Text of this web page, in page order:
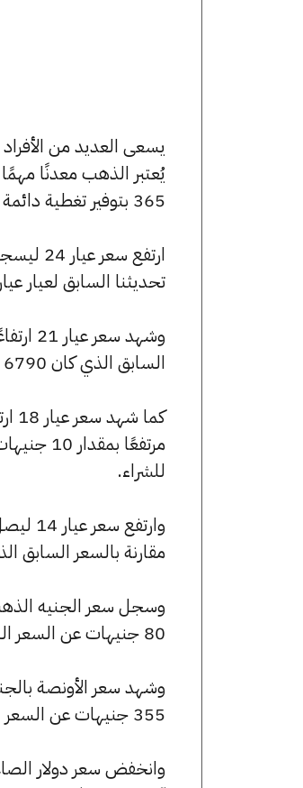
يُعتبر الذهب معدنًا
365 بتوفير تغطية دائمة لأسعار الذهب الآن وفي هذا المقال، سنتعرف على كافة أسعار الأعيرة.
تحديثنا السابق لعيار عيار 24.
السابق الذي كان 6790 جنيهًا للبيع و6720 جنيهًا للشراء.
للشراء.
مقارنة بالسعر السابق الذي بلغ 4525 جنيهًا للبيع
80 جنيهات عن السعر السابق الذي كان 54320 جنيهًا للبيع و53760 جنيهًا للشراء.
355 جنيهات عن السعر السابق الذي بلغ 241365 جنيهًا للبيع و238875 جنيهًا للشراء.